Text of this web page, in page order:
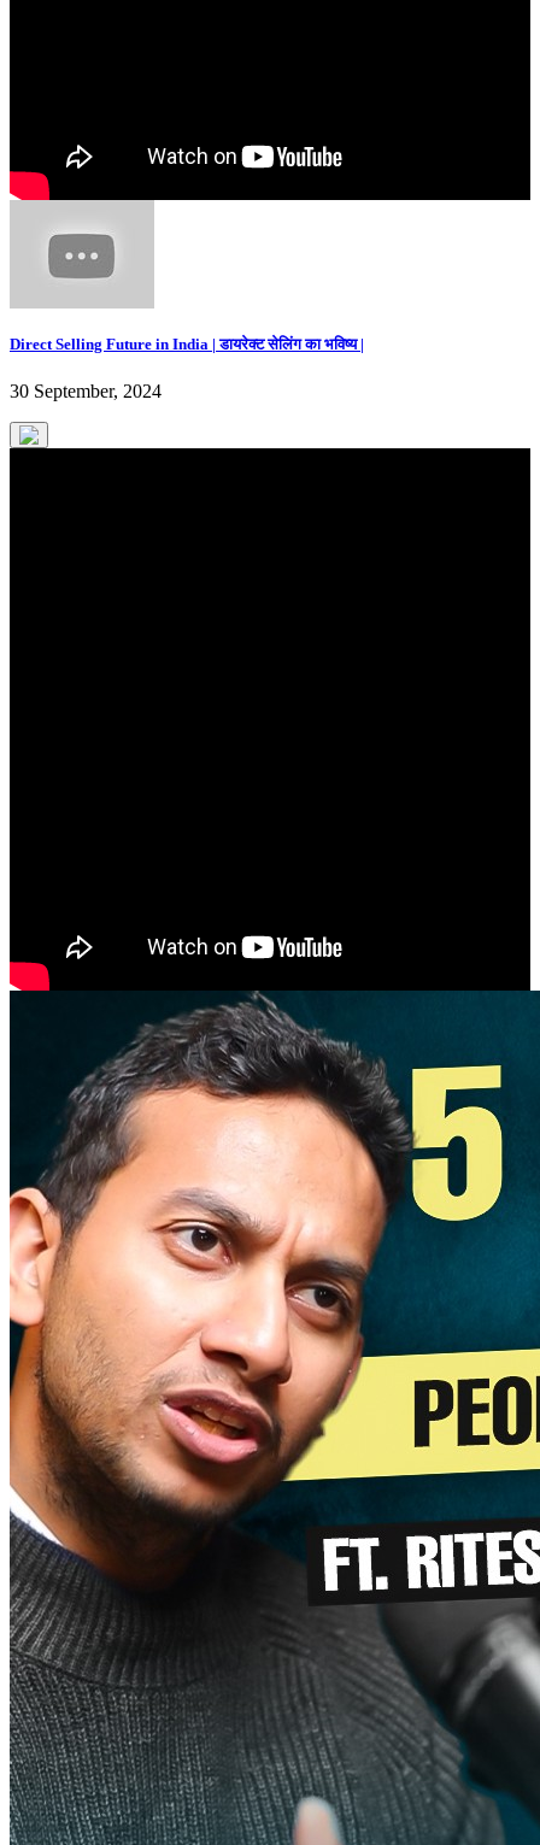
Direct Selling Future in India | डायरेक्ट सेलिंग का भविष्य |
30 September, 2024